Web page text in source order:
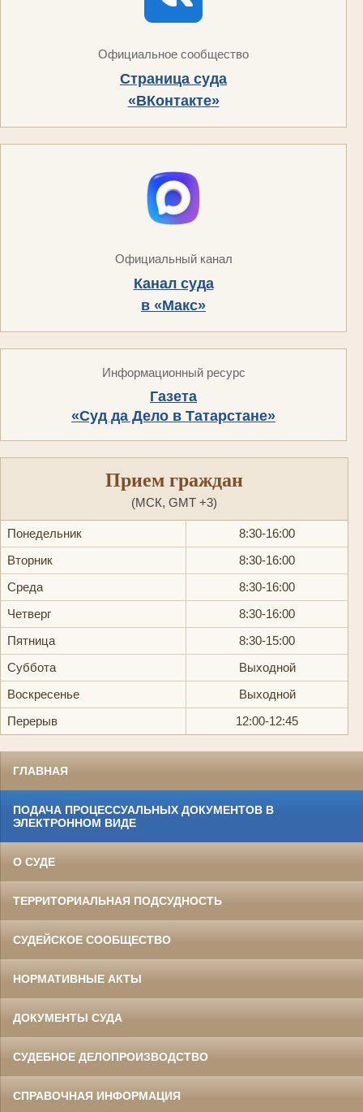
Официальное сообщество
Страница суда
«ВКонтакте»
Официальный канал
Канал суда
в «Макс»
Информационный ресурс
Газета
«Суд да Дело в Татарстане»
Прием граждан
(МСК, GMT +3)
Понедельник
8:30-16:00
Вторник
8:30-16:00
Среда
8:30-16:00
Четверг
8:30-16:00
Пятница
8:30-15:00
Суббота
Выходной
Воскресенье
Выходной
Перерыв
12:00-12:45
ГЛАВНАЯ
ПОДАЧА ПРОЦЕССУАЛЬНЫХ ДОКУМЕНТОВ В
ЭЛЕКТРОННОМ ВИДЕ
О СУДЕ
ТЕРРИТОРИАЛЬНАЯ ПОДСУДНОСТЬ
СУДЕЙСКОЕ СООБЩЕСТВО
НОРМАТИВНЫЕ АКТЫ
ДОКУМЕНТЫ СУДА
СУДЕБНОЕ ДЕЛОПРОИЗВОДСТВО
СПРАВОЧНАЯ ИНФОРМАЦИЯ